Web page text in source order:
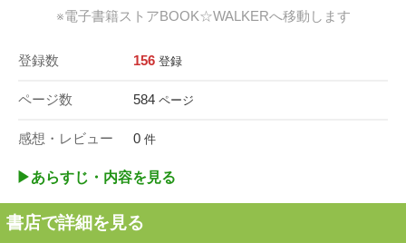
※電子書籍ストアBOOK☆WALKERへ移動します
登録数 156 登録
ページ数 584 ページ
感想・レビュー 0 件
▶︎あらすじ・内容を見る
書店で詳細を見る